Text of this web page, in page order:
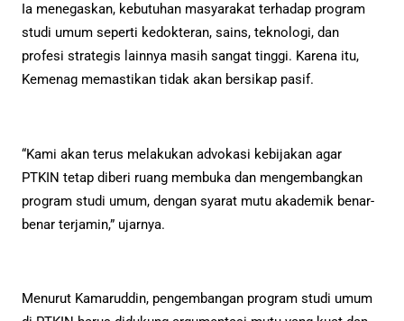
Ia menegaskan, kebutuhan masyarakat terhadap program
studi umum seperti kedokteran, sains, teknologi, dan
profesi strategis lainnya masih sangat tinggi. Karena itu,
Kemenag memastikan tidak akan bersikap pasif.
“Kami akan terus melakukan advokasi kebijakan agar
PTKIN tetap diberi ruang membuka dan mengembangkan
program studi umum, dengan syarat mutu akademik benar-
benar terjamin,” ujarnya.
Menurut Kamaruddin, pengembangan program studi umum